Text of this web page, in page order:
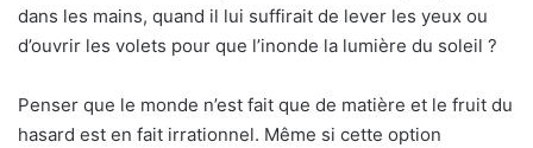
dans les mains, quand il lui suffirait de lever les yeux ou
d’ouvrir les volets pour que l’inonde la lumière du soleil ?
Penser que le monde n’est fait que de matière et le fruit du
hasard est en fait irrationnel. Même si cette option